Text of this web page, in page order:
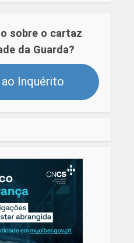
sobre o cartaz
da Guarda?
Inquérito